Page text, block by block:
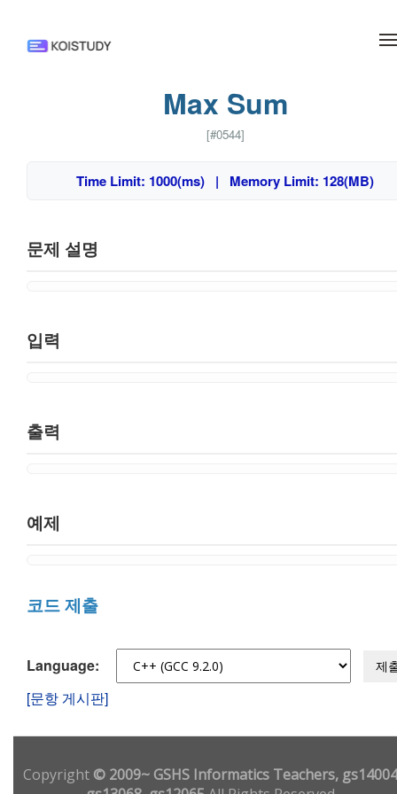
Max Sum
[#0544]
Time Limit: 1000(ms) | Memory Limit: 128(MB)
문제 설명
입력
출력
예제
코드 제출
Language: 제
[문항 게시판]
Copyright© 2009~ GSHS Informatics Teachers,